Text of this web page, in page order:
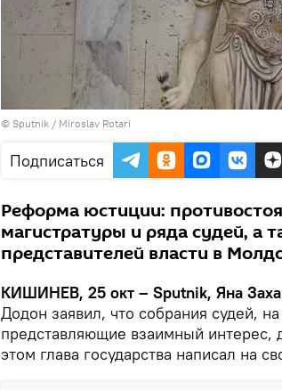
© Sputnik / Miroslav Rotari
Подписаться
Реформа юстиции:
магистратуры и ряда судей, а
представителей власти в
КИШИНЕВ, 25 окт – Sputnik, Яна
Додон заявил, что собрания судей,
представляющие взаимный
этом глава государства написал на